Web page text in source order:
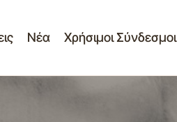
Νέα Χρήσιμοι Σύνδεσμοι